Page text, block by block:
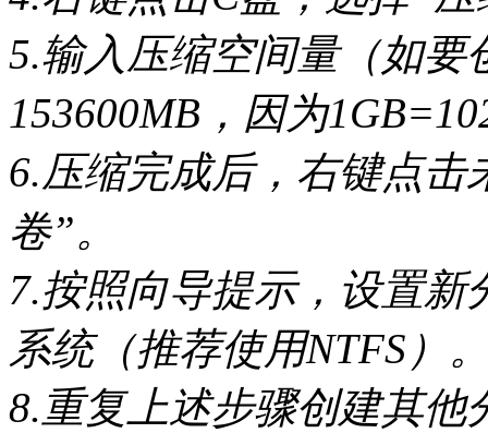
5.输入压缩空间量（如要
153600MB，因为
6.压缩完成后，右键点
卷”。
7.按照向导提示，设置
系统（推荐使用NTFS）
8.重复上述步骤创建其他